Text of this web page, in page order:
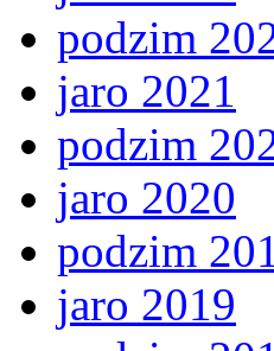
podzim
jaro 2021
podzim
jaro 2020
podzim
jaro 2019